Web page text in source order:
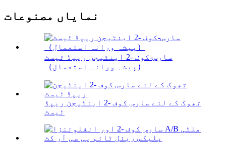
نمایاں مصنوعات
سارس-کوف -2 اینٹیجن ریپڈ ٹیسٹ
（پیشہ ورانہ استعمال）
تھوک کے لئے سارس کوف -2 اینٹیجن ریپڈ
ٹیسٹ